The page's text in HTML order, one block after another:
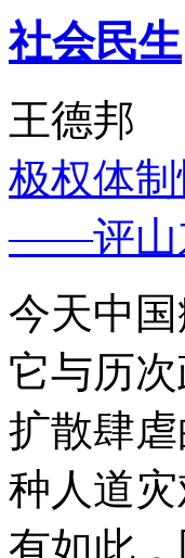
社会民生
王德邦
极权体
——评山
今天中
它与历
扩散肆
种人道
有如此